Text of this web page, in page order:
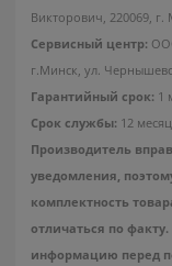
Викторович, 220069, г.
Сервисный центр:
г.Минск, ул.
Гарантийный срок: 1
Срок службы: 12
Производитель
уведомления,
комплектность
отличаться по
информацию перед